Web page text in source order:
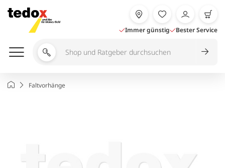
Inhalt
springen
Immer günstig Bester Service
Shop
durchsuchen
StartseiteFaltvorhänge